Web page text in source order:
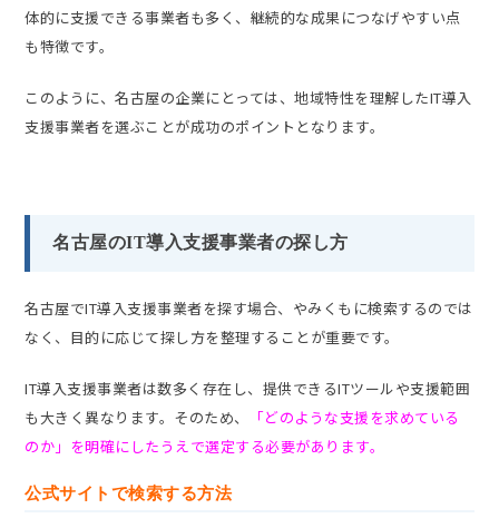
体的に支援できる事業者も多く、継続的な成果につなげやすい点
も特徴です。
このように、名古屋の企業にとっては、地域特性を理解したIT導入
支援事業者を選ぶことが成功のポイントとなります。
名古屋のIT導入支援事業者の探し方
名古屋でIT導入支援事業者を探す場合、やみくもに検索するのでは
なく、目的に応じて探し方を整理することが重要です。
IT導入支援事業者は数多く存在し、提供できるITツールや支援範囲
も大きく異なります。そのため、
「どのような支援を求めている
のか」を明確にしたうえで選定する必要があります。
公式サイトで検索する方法